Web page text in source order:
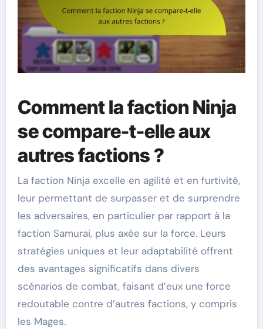
Comment la faction Ninja
se compare-t-elle aux
autres factions ?
La faction Ninja excelle en agilité et en furtivité,
leur permettant de surpasser et de surprendre
les adversaires, en particulier par rapport à la
faction Samurai, plus axée sur la force. Leurs
stratégies uniques et leur adaptabilité offrent
des avantages significatifs dans divers
scénarios de combat, faisant d’eux une force
redoutable contre d’autres factions, y compris
les Mages.